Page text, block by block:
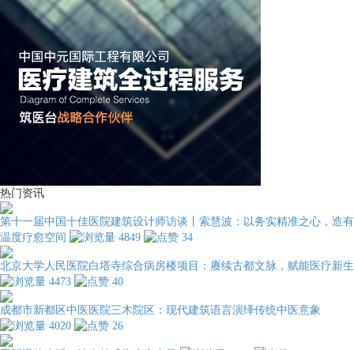
热门资讯
第十一届中国十佳医院建筑设计师访谈丨索慧波：以务实精准之心，造有
温度疗愈空间
4849 34
北京大学人民医院白塔寺综合病房楼项目：赓续古都文脉，赋能医疗新生
4473
40
成都市新都区中医医院三木院区：现代建筑语言演绎传统中医意象
4020
26